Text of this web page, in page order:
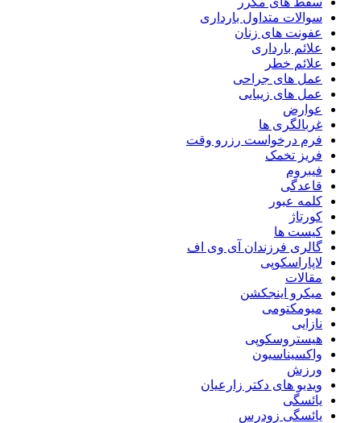
سوالات متداول بارداری
عفونت های زنان
علائم بارداری
علائم خطر
عمل های جراحی
عمل های زیبایی
عوارض
غربالگری ها
فرم درخواست رزرو وقت
فریز تخمک
فیبروم
قاعدگی
کلمه عبور
کورتاژ
کیست ها
گالری فرزندان آی وی اف
لاپاراسکوپی
مقالات
میکرو اینجکشن
میومکتومی
نازایی
هیستروسکوپی
واکسیناسیون
ورزش
ویدیو های دکتر زارعیان
یائسگی
یائسگی زودرس